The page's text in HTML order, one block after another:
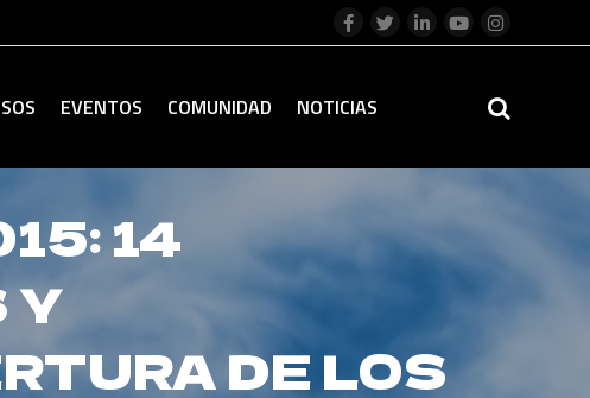
EVENTOS COMUNIDAD NOTICIAS
14
Y
DE LOS